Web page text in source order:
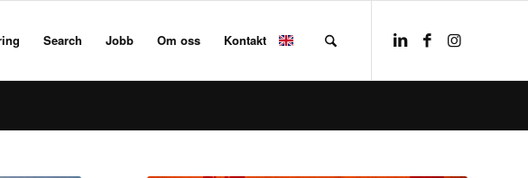
Search Jobb Om oss Kontakt